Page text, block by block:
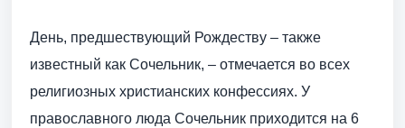
День, предшествующий Рождеству – также
известный как Сочельник, – отмечается во всех
религиозных христианских конфессиях. У
православного люда Сочельник приходится на 6